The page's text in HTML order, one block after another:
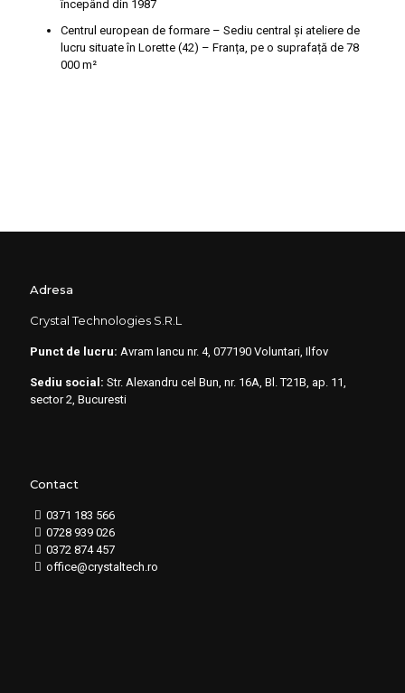
începând din 1987
Centrul european de formare – Sediu central și ateliere de
lucru situate în Lorette (42) – Franța, pe o suprafață de 78
000 m²
Adresa
Crystal Technologies S.R.L
Punct de lucru: Avram Iancu nr. 4, 077190 Voluntari, Ilfov
Sediu social: Str. Alexandru cel Bun, nr. 16A, Bl. T21B, ap. 11,
sector 2, Bucuresti
Contact
0371 183 566
0728 939 026
0372 874 457
office@crystaltech.ro